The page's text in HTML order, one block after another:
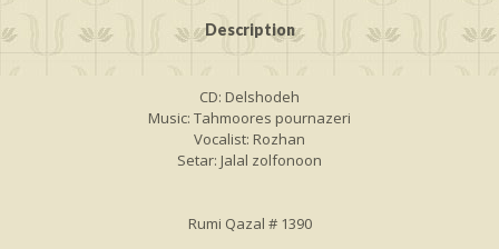
Description
CD: Delshodeh
Music: Tahmoores pournazeri
Vocalist: Rozhan
Setar: Jalal zolfonoon
Rumi Qazal # 1390